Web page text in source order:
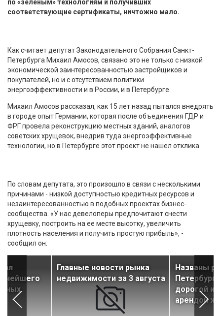
по «зеленым» технологиям и получивших
соответствующие сертификаты, ничтожно мало.
Как считает депутат Законодательного Собрания Санкт-
Петербурга Михаил Амосов, связано это не только с низкой
экономической заинтересованностью застройщиков и
покупателей, но и с отсутствием политики
энергоэффективности и в России, и в Петербурге.
Михаил Амосов рассказал, как 15 лет назад пытался внедрять
в городе опыт Германии, которая после объединения ГДР и
ФРГ провела реконструкцию местных зданий, аналогов
советских хрущевок, внедрив туда энергоэффективные
технологии, но в Петербурге этот проект не нашел отклика.
По словам депутата, это произошло в связи с несколькими
причинами - низкой доступностью кредитных ресурсов и
незаинтересованностью в подобных проектах бизнес-
сообщества. «У нас девелоперы предпочитают снести
хрущевку, построить на ее месте высотку, увеличить
плотность населения и получить простую прибыль», -
сообщил он.
Главные новости рынка
недвижимости за 3 августа
Названы
дорогой и
арендой